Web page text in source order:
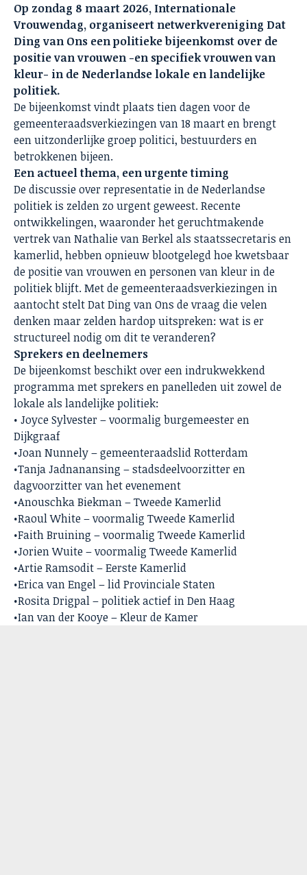
Op zondag 8 maart 2026, Internationale
Vrouwendag, organiseert netwerkvereniging Dat
Ding van Ons een politieke bijeenkomst over de
positie van vrouwen -en specifiek vrouwen van
kleur- in de Nederlandse lokale en landelijke
politiek.
De bijeenkomst vindt plaats tien dagen voor de
gemeenteraadsverkiezingen van 18 maart en brengt
een uitzonderlijke groep politici, bestuurders en
betrokkenen bijeen.
Een actueel thema, een urgente timing
De discussie over representatie in de Nederlandse
politiek is zelden zo urgent geweest. Recente
ontwikkelingen, waaronder het geruchtmakende
vertrek van Nathalie van Berkel als staatssecretaris en
kamerlid, hebben opnieuw blootgelegd hoe kwetsbaar
de positie van vrouwen en personen van kleur in de
politiek blijft. Met de gemeenteraadsverkiezingen in
aantocht stelt Dat Ding van Ons de vraag die velen
denken maar zelden hardop uitspreken: wat is er
structureel nodig om dit te veranderen?
Sprekers en deelnemers
De bijeenkomst beschikt over een indrukwekkend
programma met sprekers en panelleden uit zowel de
lokale als landelijke politiek:
• Joyce Sylvester – voormalig burgemeester en
Dijkgraaf
•Joan Nunnely – gemeenteraadslid Rotterdam
•Tanja Jadnanansing – stadsdeelvoorzitter en
dagvoorzitter van het evenement
•Anouschka Biekman – Tweede Kamerlid
•Raoul White – voormalig Tweede Kamerlid
•Faith Bruining – voormalig Tweede Kamerlid
•Jorien Wuite – voormalig Tweede Kamerlid
•Artie Ramsodit – Eerste Kamerlid
•Erica van Engel – lid Provinciale Staten
•Rosita Drigpal – politiek actief in Den Haag
•Ian van der Kooye – Kleur de Kamer